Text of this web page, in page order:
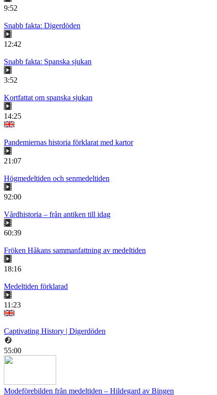
9:52
Snabb fakta: Digerdöden
12:42
Snabb fakta: Spanska sjukan
3:52
Kortfattat om spanska sjukan
14:25
Pandemiernas historia förklarat med kartor
21:07
Högmedeltiden och senmedeltiden
92:00
Vårdhistoria – från antiken till idag
60:39
Fröken Håkans sammanfattning av medeltiden
18:16
Medeltiden förklarad
11:23
Captivating History | Digerdöden
55:00
Modeförebilden från medeltiden – Hildegard av Bingen